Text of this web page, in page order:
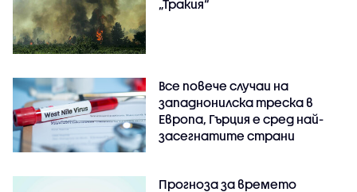
„Тракия“
Все повече случаи на
западнонилска треска в
Европа, Гърция е сред най-
засегнатите страни
Прогноза за времето